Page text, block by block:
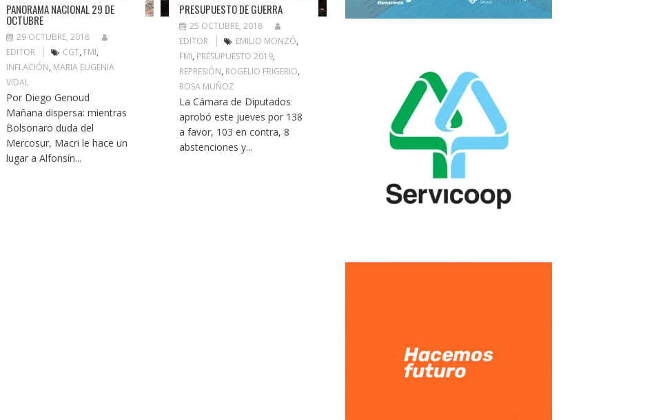
PANORAMA NACIONAL 29 DE
OCTUBRE
29 OCTUBRE, 2018
EDITOR
CGT, FMI,
INFLACIÓN, MARIA EUGENIA
VIDAL
Por Diego Genoud
Mañana dispersa: mientras
Bolsonaro duda del
Mercosur, Macri le hace un
lugar a Alfonsín...
PRESUPUESTO DE GUERRA
25 OCTUBRE, 2018
EDITOR
EMILIO MONZÓ,
FMI, PRESUPUESTO 2019,
REPRESIÓN, ROGELIO FRIGERIO,
ROSA MUÑOZ
La Cámara de Diputados
aprobó este jueves por 138
a favor, 103 en contra, 8
abstenciones y...